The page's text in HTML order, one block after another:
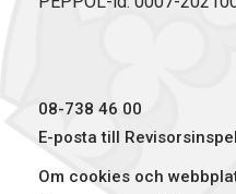
08-738 46 00
E-posta till
Om cookies och